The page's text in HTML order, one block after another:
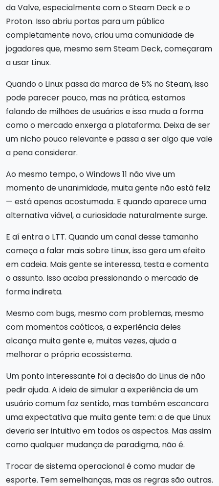
da Valve, especialmente com o Steam Deck e o
Proton. Isso abriu portas para um público
completamente novo, criou uma comunidade de
jogadores que, mesmo sem Steam Deck, começaram
a usar Linux.
Quando o Linux passa da marca de 5% no Steam, isso
pode parecer pouco, mas na prática, estamos
falando de milhões de usuários e isso muda a forma
como o mercado enxerga a plataforma. Deixa de ser
um nicho pouco relevante e passa a ser algo que vale
a pena considerar.
Ao mesmo tempo, o Windows 11 não vive um
momento de unanimidade, muita gente não está feliz
— está apenas acostumada. E quando aparece uma
alternativa viável, a curiosidade naturalmente surge.
E aí entra o LTT. Quando um canal desse tamanho
começa a falar mais sobre Linux, isso gera um efeito
em cadeia. Mais gente se interessa, testa e comenta
o assunto. Isso acaba pressionando o mercado de
forma indireta.
Mesmo com bugs, mesmo com problemas, mesmo
com momentos caóticos, a experiência deles
alcança muita gente e, muitas vezes, ajuda a
melhorar o próprio ecossistema.
Um ponto interessante foi a decisão do Linus de não
pedir ajuda. A ideia de simular a experiência de um
usuário comum faz sentido, mas também escancara
uma expectativa que muita gente tem: a de que Linux
deveria ser intuitivo em todos os aspectos. Mas assim
como qualquer mudança de paradigma, não é.
Trocar de sistema operacional é como mudar de
esporte. Tem semelhanças, mas as regras são outras.